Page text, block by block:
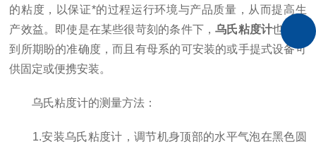
的粘度，以保证*的过程运行环境与产品质量，从而提高生
产效益。即使是在某些很苛刻的条件下，乌氏粘度计也可得
到所期盼的准确度，而且有母系的可安装的或手提式设备可
供固定或便携安装。
乌氏粘度计的测量方法：
1.安装乌氏粘度计，调节机身顶部的水平气泡在黑色圆